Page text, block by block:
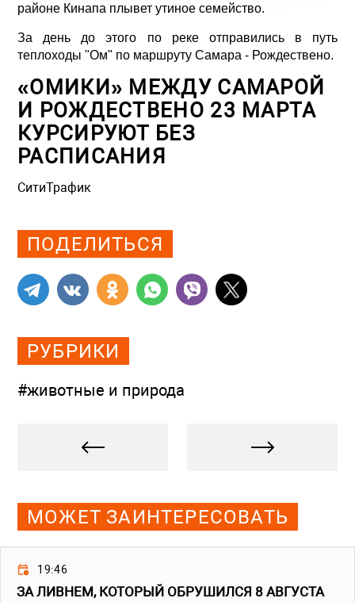
районе Кинапа плывет утиное семейство.
За день до этого по реке отправились в путь
теплоходы "Ом" по маршруту Самара - Рождествено.
«ОМИКИ» МЕЖДУ САМАРОЙ
И РОЖДЕСТВЕНО 23 МАРТА
КУРСИРУЮТ БЕЗ
РАСПИСАНИЯ
СитиТрафик
ПОДЕЛИТЬСЯ
РУБРИКИ
#животные и природа
МОЖЕТ ЗАИНТЕРЕСОВАТЬ
19:46
ЗА ЛИВНЕМ, КОТОРЫЙ ОБРУШИЛСЯ 8 АВГУСТА